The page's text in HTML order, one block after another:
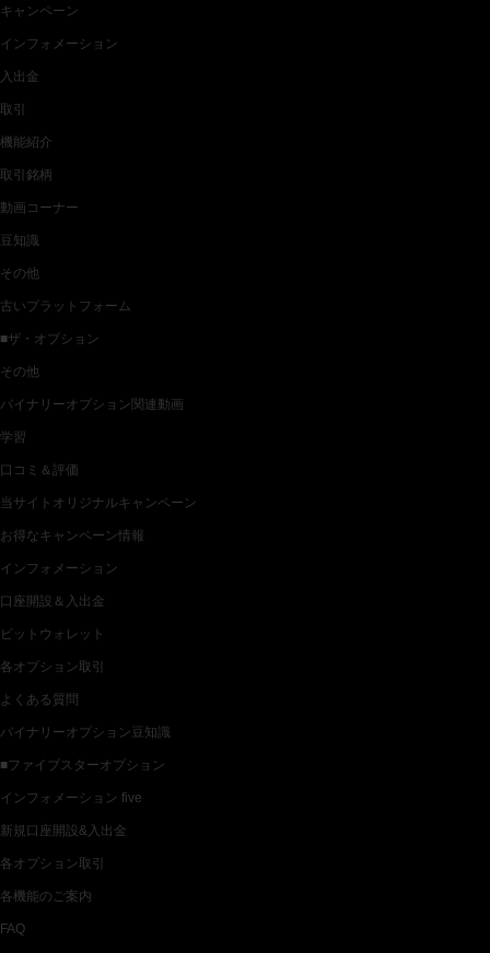
キャンペーン
インフォメーション
入出金
取引
機能紹介
取引銘柄
動画コーナー
豆知識
その他
古いプラットフォーム
■ザ・オプション
その他
バイナリーオプション関連動画
学習
口コミ＆評価
当サイトオリジナルキャンペーン
お得なキャンペーン情報
インフォメーション
口座開設＆入出金
ビットウォレット
各オプション取引
よくある質問
バイナリーオプション豆知識
■ファイブスターオプション
インフォメーション five
新規口座開設&入出金
各オプション取引
各機能のご案内
FAQ